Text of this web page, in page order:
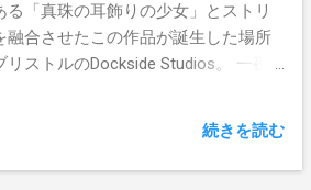
贅沢なイベント構成となっている。
ライブペイントの重要なファクター
でもある" 音楽" の演出として出演す
るDJ/LIVE も必見だ。 【Live Paint
2014 EXTRA】 会場： ターナーギャラ
程：2014年11月1日(土) 時間：開場
る「真珠の耳飾りの少女」とストリ
融合させたこの作品が誕生した場所
リストルのDockside Studios。 一夜
たい。住所： unit15,Albion Dockside
Hanover Place, Bristol,.
続きを読む